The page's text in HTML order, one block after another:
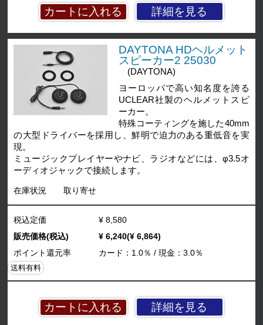
詳細を見る
DAYTONA HDヘルメット
スピーカー2 25030
(DAYTONA)
ヨーロッパで高い知名度を誇る
UCLEAR社製のヘルメットスピ
ーカー。
特殊コーティングを施した40mm
の大型ドライバーを採用し、鮮明で迫力のある重低音を実
現。
ミュージックプレイヤーやナビ、ラジオなどには、φ3.5オ
ーディオジャックで接続します。
在庫状況 取り寄せ
詳細を見る
税込定価
¥ 8,580
販売価格(税込)
¥ 6,240(¥ 6,864)
ポイント還元率
カード：1.0％ / 現金：3.0％
送料有料